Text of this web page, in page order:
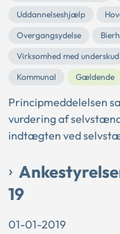
Uddannelseshjælp
Overgangsydelse
Virksomhed med underskud
Kommunal
Gældende
Principmeddelelsen
vurdering af
indtægten ved
19
01-01-2019